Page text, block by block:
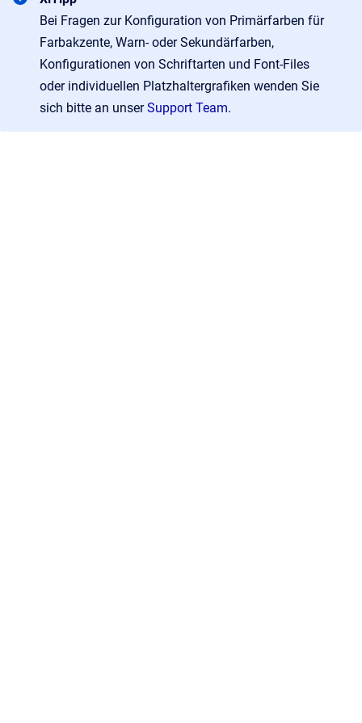
Bei Fragen zur Konfiguration von Primärfarben für
Farbakzente, Warn- oder Sekundärfarben,
Konfigurationen von Schriftarten und Font-Files
oder individuellen Platzhaltergrafiken wenden Sie
sich bitte an unserSupport Team.